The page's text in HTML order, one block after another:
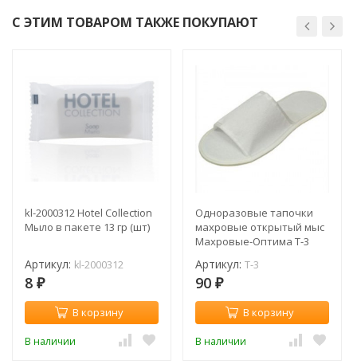
С ЭТИМ ТОВАРОМ ТАКЖЕ ПОКУПАЮТ
kl-2000312 Hotel Collection
Мыло в пакете 13 гр (шт)
Артикул: kl-2000312
8 ₽
В корзину
В наличии
Одноразовые тапочки
махровые открытый мыс
Махровые-Оптима Т-3
Артикул: Т-3
90 ₽
В корзину
В наличии